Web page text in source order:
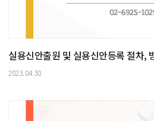
실용신안출원 및 실용신안등록 절차,
2023.04.30